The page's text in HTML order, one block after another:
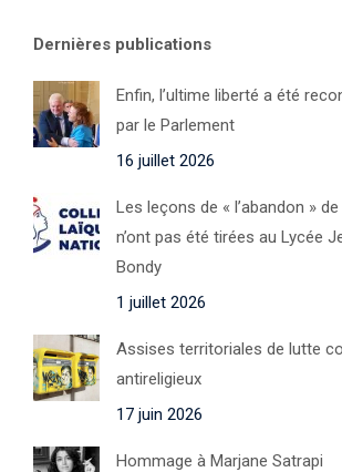
Dernières publications
Enfin, l’ultime liberté a été
par le Parlement
16 juillet 2026
Les leçons de « l’abandon »
n’ont pas été tirées au Lycée
Bondy
1 juillet 2026
Assises territoriales de lutte
antireligieux
17 juin 2026
Hommage à Marjane Satrapi